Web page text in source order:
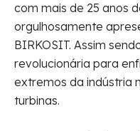
com mais de 25 anos
orgulhosamente
BIRKOSIT. Assim
revolucionária para
extremos da indústria
turbinas.